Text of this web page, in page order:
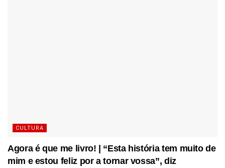
CULTURA
Agora é que me livro! | “Esta história tem muito de
mim e estou feliz por a tornar vossa”, diz